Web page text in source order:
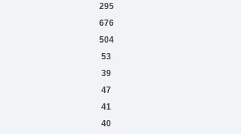
295
676
504
53
39
47
41
40